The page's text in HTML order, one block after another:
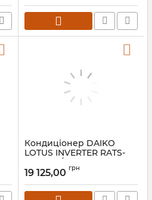
Кондиціонер DAIKO
LOTUS INVERTER RATS-
H09NVR/RATS-H09INVR
19 125,00 грн